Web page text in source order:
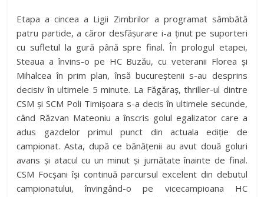
Etapa a cincea a Ligii Zimbrilor a programat sâmbătă
patru partide, a căror desfășurare i-a ținut pe suporteri
cu sufletul la gură până spre final. În prologul etapei,
Steaua a învins-o pe HC Buzău, cu veteranii Florea și
Mihalcea în prim plan, însă bucureștenii s-au desprins
decisiv în ultimele 5 minute. La Făgăraș, thriller-ul dintre
CSM și SCM Poli Timișoara s-a decis în ultimele secunde,
când Răzvan Mateoniu a înscris golul egalizator care a
adus gazdelor primul punct din actuala ediție de
campionat. Asta, după ce bănățenii au avut două goluri
avans și atacul cu un minut și jumătate înainte de final.
CSM Focșani își continuă parcursul excelent din debutul
campionatului, învingând-o pe vicecampioana HC